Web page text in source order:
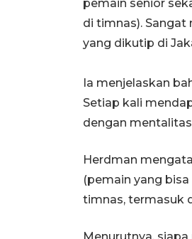
pemain senior
di timnas).
yang dikutip di
Ia menjelaskan
Setiap kali
dengan
Herdman
(pemain yang
timnas, termasuk
Menurutnya,